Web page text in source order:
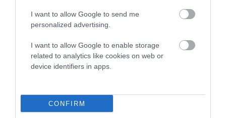
I want to allow Google to send me
personalized advertising.
I want to allow Google to enable storage
related to analytics like cookies on web or
device identifiers in apps.
CONFIRM
ΡΑΦΗΝΑ ΣΤΟ «ΤΕΛΕΥΤΑΙΟ ΜΠΑΡΚΟ» ΤΟΥ
ΚΑΠΕΤΑΝ ΑΝΤΩΝΗ ΒΙΔΑΛΗ
Απαράδεκτη εμπειρία στη Ραφήνα. Φωτογραφίες από την
αναχώρηση εκείνης της ώρας…